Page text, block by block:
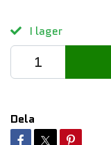
I lager
Dela